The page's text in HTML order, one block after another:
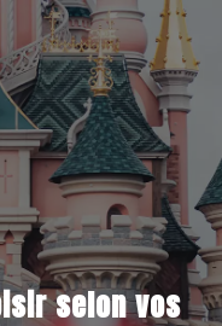
selon vos